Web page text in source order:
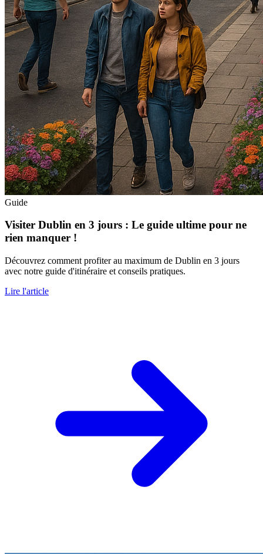
Guide
Visiter Dublin en 3 jours : Le guide ultime pour ne
rien manquer !
Découvrez comment profiter au maximum de Dublin en 3 jours
avec notre guide d'itinéraire et conseils pratiques.
Lire l'article